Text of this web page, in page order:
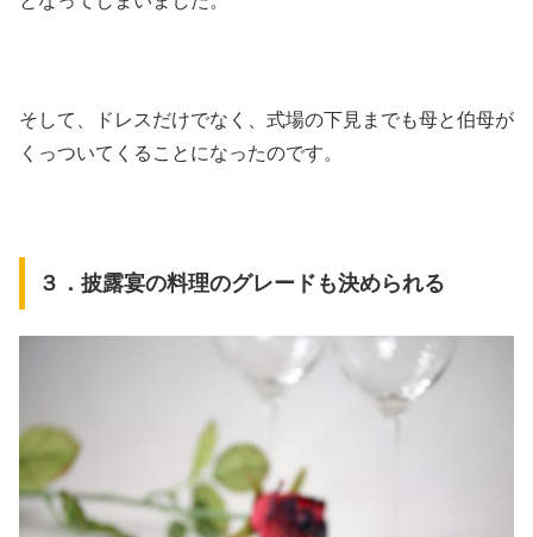
そして、ドレスだけでなく、式場の下見までも母と伯母が
くっついてくることになったのです。
３．披露宴の料理のグレードも決められる